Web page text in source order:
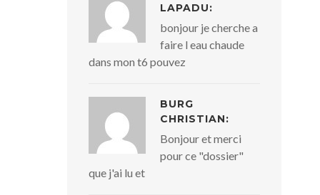
LAPADU:
bonjour je cherche a
faire l eau chaude
dans mon t6 pouvez
BURG
CHRISTIAN:
Bonjour et merci
pour ce "dossier"
que j'ai lu et